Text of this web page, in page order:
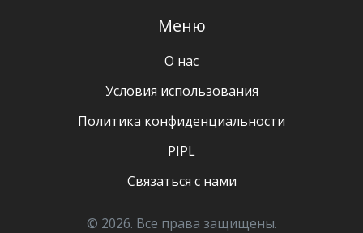
Меню
О нас
Условия использования
Политика конфиденциальности
PIPL
Связаться с нами
© 2026. Все права защищены.